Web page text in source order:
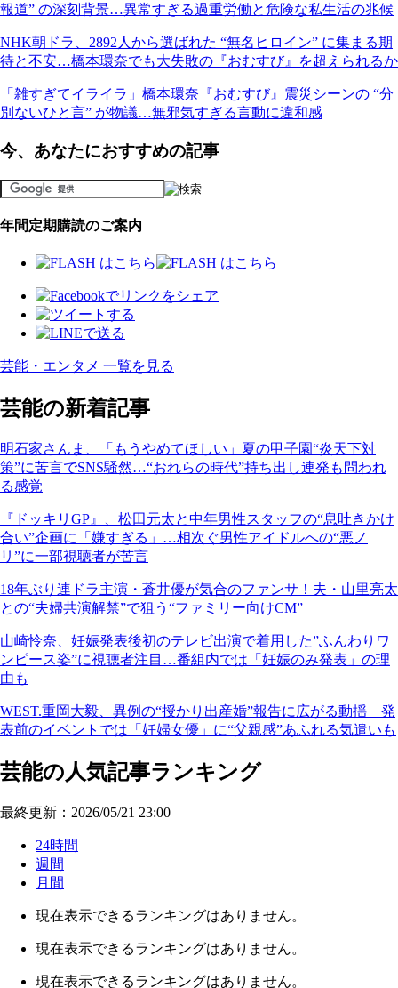
報道” の深刻背景…異常すぎる過重労働と危険な私生活の兆候
NHK朝ドラ、2892人から選ばれた “無名ヒロイン” に集まる期
待と不安…橋本環奈でも大失敗の『おむすび』を超えられるか
「雑すぎてイライラ」橋本環奈『おむすび』震災シーンの “分
別ないひと言” が物議…無邪気すぎる言動に違和感
今、あなたにおすすめの記事
年間定期購読のご案内
芸能・エンタメ 一覧を見る
芸能の新着記事
明石家さんま、「もうやめてほしい」夏の甲子園“炎天下対
策”に苦言でSNS騒然…“おれらの時代”持ち出し連発も問われ
る感覚
『ドッキリGP』、松田元太と中年男性スタッフの“息吐きかけ
合い”企画に「嫌すぎる」…相次ぐ男性アイドルへの“悪ノ
リ”に一部視聴者が苦言
18年ぶり連ドラ主演・蒼井優が気合のファンサ！夫・山里亮太
との“夫婦共演解禁”で狙う“ファミリー向けCM”
山崎怜奈、妊娠発表後初のテレビ出演で着用した”ふんわりワ
ンピース姿”に視聴者注目…番組内では「妊娠のみ発表」の理
由も
WEST.重岡大毅、異例の“授かり出産婚”報告に広がる動揺 発
表前のイベントでは「妊婦女優」に“父親感”あふれる気遣いも
芸能の人気記事ランキング
最終更新：2026/05/21 23:00
24時間
週間
月間
現在表示できるランキングはありません。
現在表示できるランキングはありません。
現在表示できるランキングはありません。